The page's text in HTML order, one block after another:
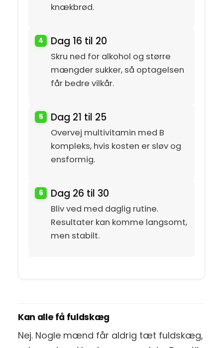
knækbrød.
Dag 16 til 20
Skru ned for alkohol og større
mængder sukker, så optagelsen
får bedre vilkår.
Dag 21 til 25
Overvej multivitamin med B
kompleks, hvis kosten er sløv og
ensformig.
Dag 26 til 30
Bliv ved med daglig rutine.
Resultater kan komme langsomt,
men stabilt.
Kan alle få fuldskæg
Nej. Nogle mænd får aldrig tæt fuldskæg,